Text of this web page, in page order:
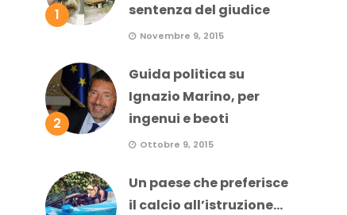
1
sentenza del giudice
Novembre 9, 2015
2
Guida politica su
Ignazio Marino, per
ingenui e beoti
Ottobre 9, 2015
Un paese che preferisce
il calcio all’istruzione...